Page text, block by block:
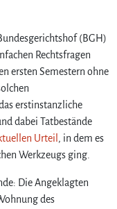
(BGH)
Rechtsfragen
ersten Semestern ohne
erstinstanzliche
dabei Tatbestände
Urteil , in dem es
Werkzeugs ging.
Die Angeklagten
des